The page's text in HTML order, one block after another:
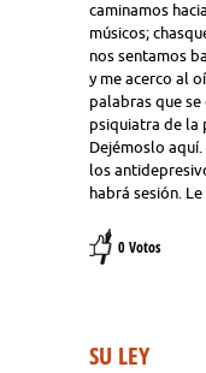
caminamos
músicos;
nos sentamos
y me acerco al
palabras que
psiquiatra de
Dejémoslo
los
habrá sesión.
0 Votos
SU LEY